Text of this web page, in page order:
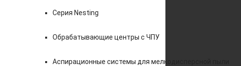
Серия Nesting
Обрабатывающие центры с ЧПУ
Аспирационные системы для мелкодисперсной пыли